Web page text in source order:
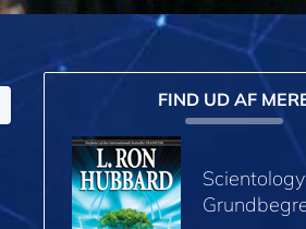
FIND UD AF